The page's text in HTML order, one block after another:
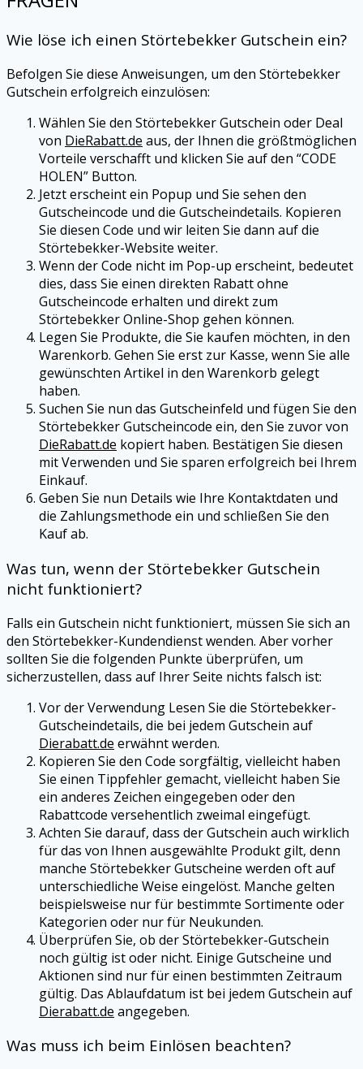
Wie löse ich einen Störtebekker Gutschein ein?
Befolgen Sie diese Anweisungen, um den Störtebekker
Gutschein erfolgreich einzulösen:
Wählen Sie den StörtebekkerGutschein oder Deal
von DieRabatt.de aus, der Ihnen die größtmöglichen
Vorteile verschafft und klicken Sie auf den “CODE
HOLEN” Button.
Jetzt erscheint ein Popup und Sie sehen den
Gutscheincode und die Gutscheindetails. Kopieren
Sie diesen Code und wir leiten Sie dann auf die
Störtebekker-Website weiter.
Wenn der Code nicht im Pop-up erscheint, bedeutet
dies, dass Sie einen direkten Rabatt ohne
Gutscheincode erhalten und direkt zum
StörtebekkerOnline-Shop gehen können.
Legen Sie Produkte, die Sie kaufen möchten, in den
Warenkorb. Gehen Sie erst zur Kasse, wenn Sie alle
gewünschten Artikel in den Warenkorb gelegt
haben.
Suchen Sie nun das Gutscheinfeld und fügen Sie den
StörtebekkerGutscheincode ein, den Sie zuvor von
DieRabatt.de kopiert haben. Bestätigen Sie diesen
mit Verwenden und Sie sparen erfolgreich bei Ihrem
Einkauf.
Geben Sie nun Details wie Ihre Kontaktdaten und
die Zahlungsmethode ein und schließen Sie den
Kauf ab.
Was tun, wenn der Störtebekker Gutschein
nicht funktioniert?
Falls ein Gutschein nicht funktioniert, müssen Sie sich an
den Störtebekker-Kundendienst wenden. Aber vorher
sollten Sie die folgenden Punkte überprüfen, um
sicherzustellen, dass auf Ihrer Seite nichts falsch ist:
Vor der Verwendung Lesen Sie die Störtebekker-
Gutscheindetails, die bei jedem Gutschein auf
Dierabatt.de erwähnt werden.
Kopieren Sie den Code sorgfältig, vielleicht haben
Sie einen Tippfehler gemacht, vielleicht haben Sie
ein anderes Zeichen eingegeben oder den
Rabattcode versehentlich zweimal eingefügt.
Achten Sie darauf, dass der Gutschein auch wirklich
für das von Ihnen ausgewählte Produkt gilt, denn
manche StörtebekkerGutscheine werden oft auf
unterschiedliche Weise eingelöst. Manche gelten
beispielsweise nur für bestimmte Sortimente oder
Kategorien oder nur für Neukunden.
Überprüfen Sie, ob derStörtebekker-Gutschein
noch gültig ist oder nicht. Einige Gutscheine und
Aktionen sind nur für einen bestimmten Zeitraum
gültig. Das Ablaufdatum ist bei jedem Gutschein auf
Dierabatt.de angegeben.
Was muss ich beim Einlösen beachten?